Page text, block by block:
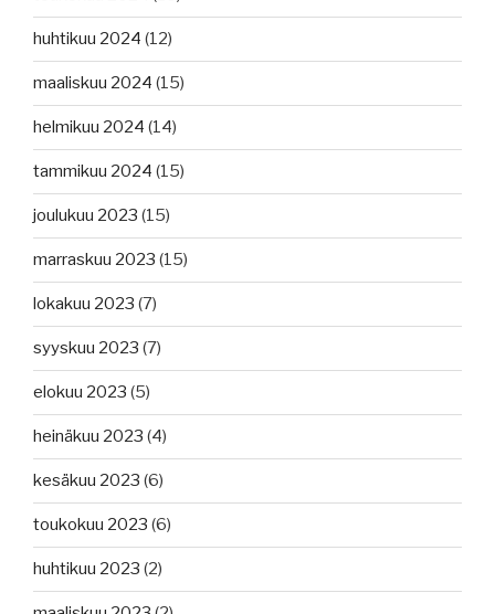
huhtikuu 2024 (12)
maaliskuu 2024 (15)
helmikuu 2024 (14)
tammikuu 2024 (15)
joulukuu 2023 (15)
marraskuu 2023 (15)
lokakuu 2023 (7)
syyskuu 2023 (7)
elokuu 2023 (5)
heinäkuu 2023 (4)
kesäkuu 2023 (6)
toukokuu 2023 (6)
huhtikuu 2023 (2)